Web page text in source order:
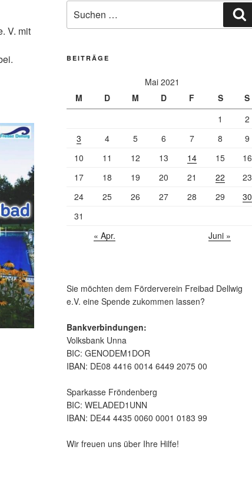
V. mit
nach:
BEITRÄGE
Mai 2021
M
D M D F S
S
1
2
3
4 5 6 7 8
9
10
11 12 13 14 15
16
17
18 19 20 21 22
23
24
25 26 27 28 29
30
31
« Apr.
Juni »
Sie möchten dem Förderverein Freibad Dellwig
e.V. eine Spende zukommen lassen?
Bankverbindungen:
Volksbank Unna
BIC: GENODEM1DOR
IBAN: DE08 4416 0014 6449 2075 00
Sparkasse Fröndenberg
BIC: WELADED1UNN
IBAN: DE44 4435 0060 0001 0183 99
Wir freuen uns über Ihre Hilfe!